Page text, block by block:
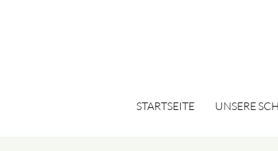
STARTSEITE UNSERE